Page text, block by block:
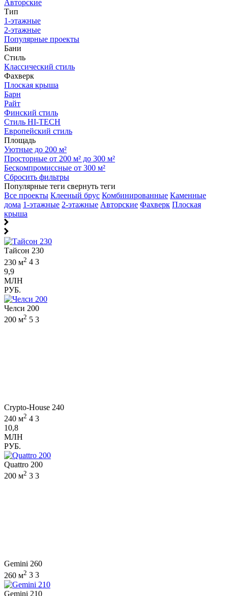
Авторские
Тип
1-этажные
2-этажные
Популярные проекты
Бани
Стиль
Классический стиль
Фахверк
Плоская крыша
Барн
Райт
Финский стиль
Стиль HI-TECH
Европейский стиль
Площадь
Уютные до 200 м²
Просторные от 200 м² до 300 м²
Бескомпромиссные от 300 м²
Сбросить фильтры
Популярные теги свернуть теги
Все проекты Клееный брус Комбинированные Каменные
дома 1-этажные 2-этажные Авторские Фахверк Плоская
крыша
Тайсон 230
230 м2 4 3
9,9
МЛН
РУБ.
Челси 200
200 м2 5 3
Crypto-House 240
240 м2 4 3
10,8
МЛН
РУБ.
Quattro 200
200 м2 3 3
Gemini 260
260 м2 3 3
Gemini 210